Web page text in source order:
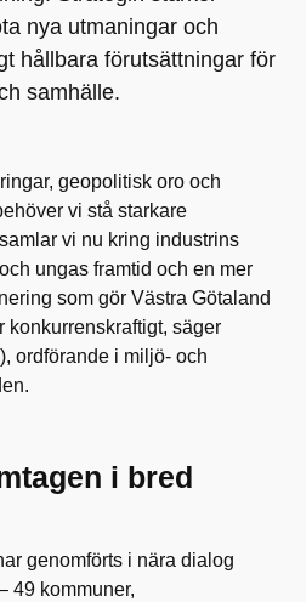
nya utmaningar och
hållbara förutsättningar för
samhälle.
geopolitisk oro och
vi stå starkare
vi nu kring industrins
ungas framtid och en mer
som gör Västra Götaland
konkurrenskraftigt, säger
ordförande i miljö- och
i bred
genomförts i nära dialog
49 kommuner,